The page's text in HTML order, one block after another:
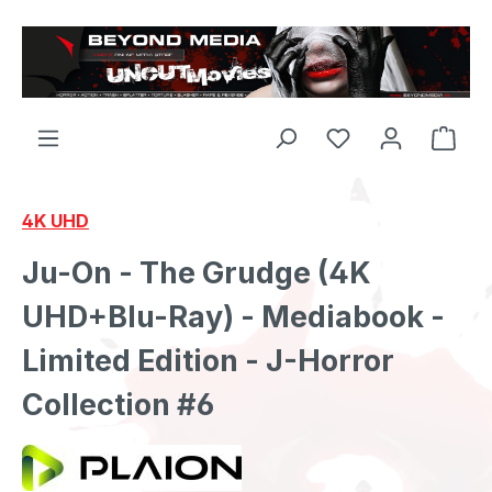
Zum Hauptinhalt springen
4K UHD
Ju-On - The Grudge (4K
UHD+Blu-Ray) - Mediabook -
Limited Edition - J-Horror
Collection #6